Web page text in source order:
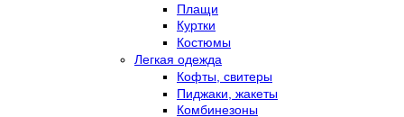
Плащи
Куртки
Костюмы
Легкая одежда
Кофты, свитеры
Пиджаки, жакеты
Комбинезоны